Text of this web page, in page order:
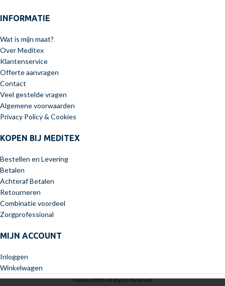
INFORMATIE
Wat is mijn maat?
Over Meditex
Klantenservice
Offerte aanvragen
Contact
Veel gestelde vragen
Algemene voorwaarden
Privacy Policy & Cookies
KOPEN BIJ MEDITEX
Bestellen en Levering
Betalen
Achteraf Betalen
Retourneren
Combinatie voordeel
Zorgprofessional
MIJN ACCOUNT
Inloggen
Winkelwagen
Meditex 2026 All Rights Reserved.